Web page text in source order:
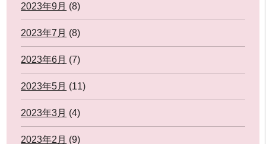
2023年9月 (8)
2023年7月 (8)
2023年6月 (7)
2023年5月 (11)
2023年3月 (4)
2023年2月 (9)